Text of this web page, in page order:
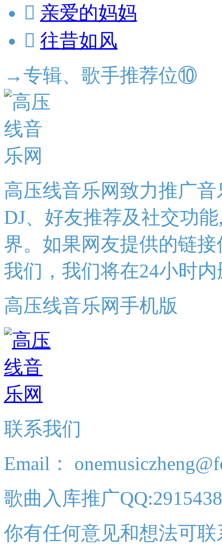
 亲爱的妈妈
 往昔如风
→专辑、歌手推荐位⑩
高压线音乐网致力推广
DJ、好友推荐及社交功
界。如果网友提供的链
我们，我们将在24小时
高压线音乐网手机版
联系我们
Email：
歌曲入库推广
你有任何意见和想法可